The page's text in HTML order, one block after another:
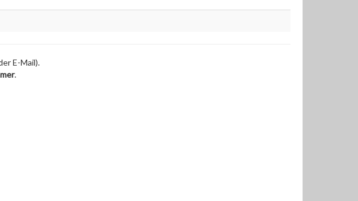
E-Mail).
.